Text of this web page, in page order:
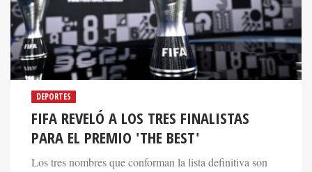
DEPORTES
FIFA REVELÓ A LOS TRES FINALISTAS
PARA EL PREMIO 'THE BEST'
Los tres nombres que conforman la lista definitiva son